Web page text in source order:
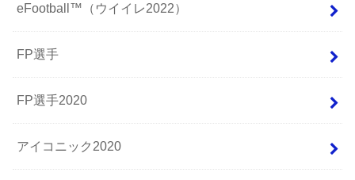
eFootball™（ウイイレ2022）
FP選手
FP選手2020
アイコニック2020